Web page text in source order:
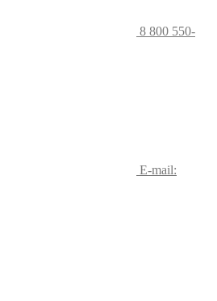
8 800 550-
E-mail: